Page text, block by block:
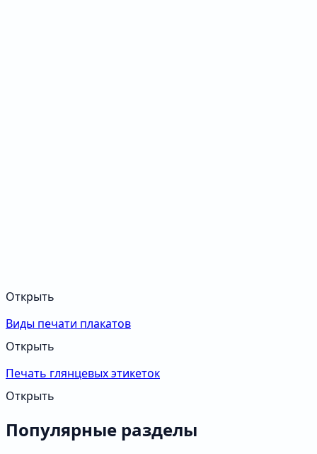
Открыть
Виды печати плакатов
Открыть
Печать глянцевых этикеток
Открыть
Популярные разделы